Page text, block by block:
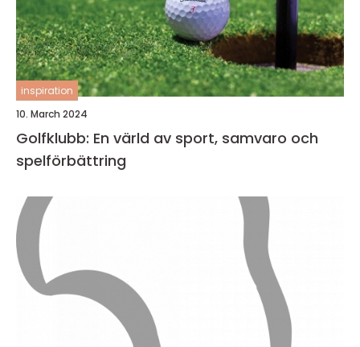
inspiration
10. March 2024
Golfklubb: En värld av sport, samvaro och
spelförbättring